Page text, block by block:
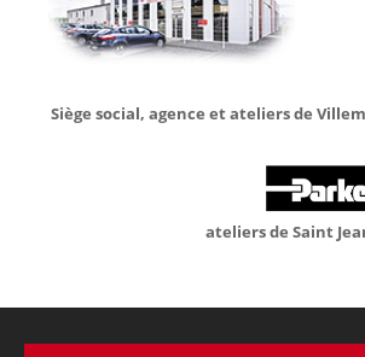
Siège social, agence et ateliers de
ateliers de Saint